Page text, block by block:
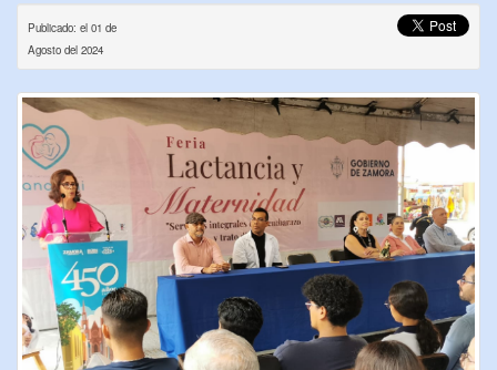
Publicado: el 01 de
Agosto del 2024